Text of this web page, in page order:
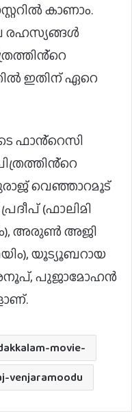
കാണാം.
രഹസ്യങ്ങൾ
ഇതിന് ഏറെ
ഫാൻ്റെസി
വെഞ്ഞാറമൂട്
(ഫാലിമി
അരുൺ അജി
യൂട്യൂബറായ
അനൂപ്, പുജാമോഹൻ
movie-
venjaramoodu